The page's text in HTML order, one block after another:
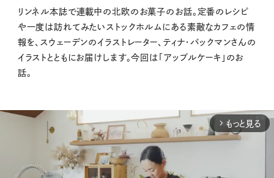
リンネル本誌で連載中の北欧のお菓子のお話。定番のレシピ
や一度は訪れてみたいストックホルムにある素敵なカフェの情
報を、スウェーデンのイラストレーター、ティナ・バックマンさんの
イラストとともにお届けします。今回は「アップルケーキ」のお
話。
arrow_forward_ios もっと見る